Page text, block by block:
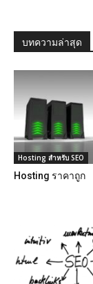
บทความล่าสุด
Hosting สำหรับ SEO
Hosting ราคาถูก